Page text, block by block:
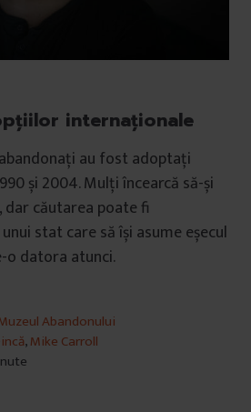
internaționale
au fost adoptați
și 2004. Mulți încearcă să-și
căutarea poate fi
stat care să își asume eșecul
o datora atunci.
Abandonului
,Mike Carroll